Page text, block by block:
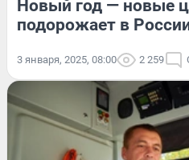
Новый год — новые
подорожает в
3 января, 2025, 08:00 2 259